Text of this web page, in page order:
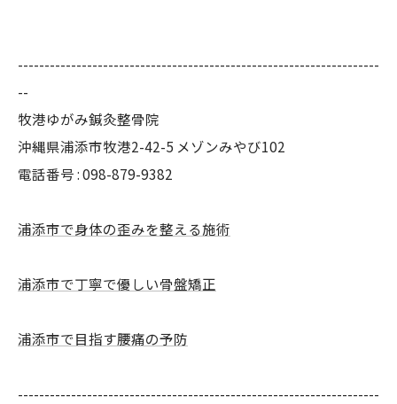
--------------------------------------------------------------------
--
牧港ゆがみ鍼灸整骨院
沖縄県浦添市牧港2-42-5 メゾンみやび102
電話番号 : 098-879-9382
浦添市で身体の歪みを整える施術
浦添市で丁寧で優しい骨盤矯正
浦添市で目指す腰痛の予防
--------------------------------------------------------------------